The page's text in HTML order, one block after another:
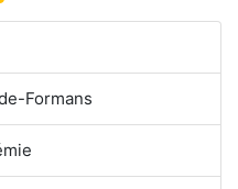
Formans